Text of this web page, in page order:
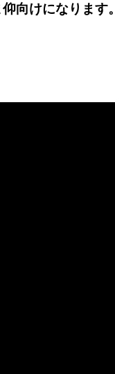
向けになります。